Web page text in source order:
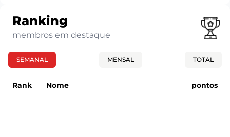
Ranking
membros em destaque
SEMANAL MENSAL TOTAL
Rank Nome pontos